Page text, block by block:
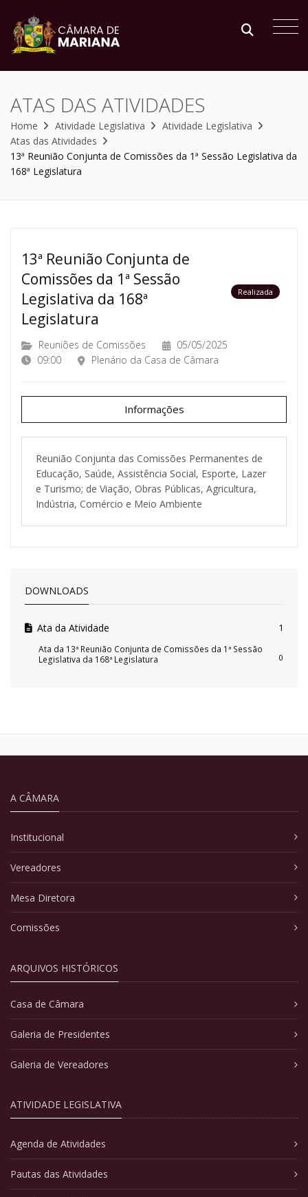
ATAS DAS ATIVIDADES
Home Atividade Legislativa
Atividade Legislativa
Atas das Atividades
13ª Reunião Conjunta de Comissões da 1ª Sessão Legislativa da
168ª Legislatura
13ª Reunião Conjunta de
Comissões da 1ª Sessão
Legislativa da 168ª
Legislatura
Realizada
Reuniões de Comissões
05/05/2025
09:00
Plenário da Casa de Câmara
Informações
Reunião Conjunta das Comissões Permanentes de
Educação, Saúde, Assistência Social, Esporte, Lazer
e Turismo; de Viação, Obras Públicas, Agricultura,
Indústria, Comércio e Meio Ambiente
DOWNLOADS
Ata da Atividade 1
Ata da 13ª Reunião Conjunta de Comissões da 1ª Sessão
Legislativa da 168ª Legislatura
0
A CÂMARA
Institucional
Vereadores
Mesa Diretora
Comissões
ARQUIVOS HISTÓRICOS
Casa de Câmara
Galeria de Presidentes
Galeria de Vereadores
ATIVIDADE LEGISLATIVA
Agenda de Atividades
Pautas das Atividades